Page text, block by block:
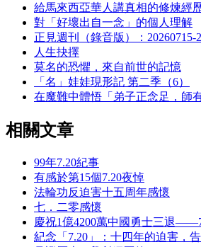
給馬來西亞華人講真相的修煉經
對「好壞出自一念」的個人理解
正見週刊（錄音版）：20260715-
人生抉擇
莫名的恐懼，來自前世的記憶
「名」娃娃現形記 第二季（6）
在魔難中體悟「弟子正念足，師
相關文章
99年7.20紀事
有感於第15個7.20夜悼
法輪功反迫害十五周年感懷
七．二零感懷
慶祝1億4200萬中國勇士三退
紀念「7.20」：十四年的迫害，